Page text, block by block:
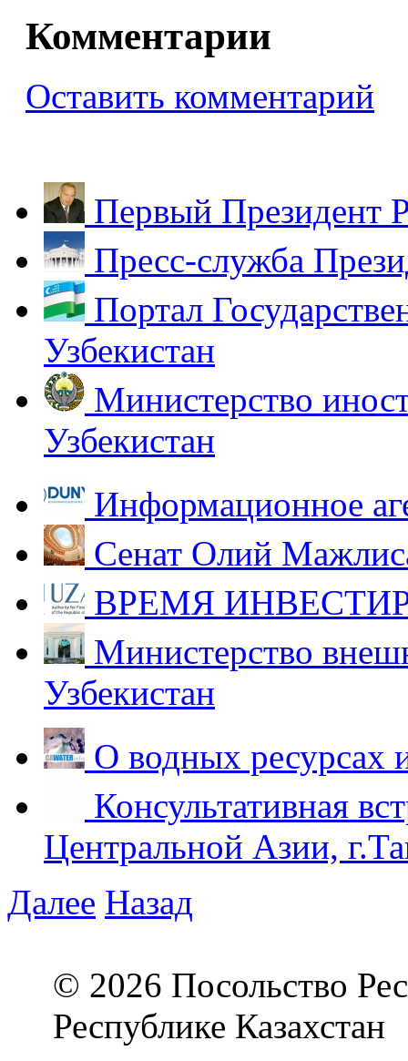
Комментарии
Оставить комментарий
Первый Президент
Пресс-служба
Портал
Узбекистан
Министерство
Узбекистан
Информационное
Сенат Олий
ВРЕМЯ
Министерство
Узбекистан
О водных ресурсах
Консультативная
Центральной Азии,
Далее Назад
© 2026 Посольство
Республике Казахстан